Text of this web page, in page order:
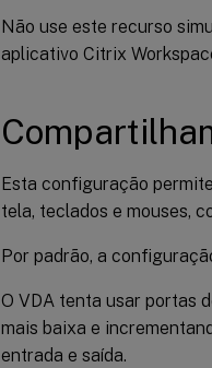
Não use este recurso
aplicativo Citrix
Esta configuração
tela, teclados e mouses,
Por padrão, a
O VDA tenta usar portas
mais baixa e
entrada e saída.